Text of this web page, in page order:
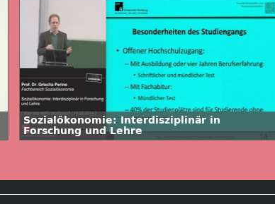
Sozialökonomie: Interdisziplinär in
Forschung und Lehre